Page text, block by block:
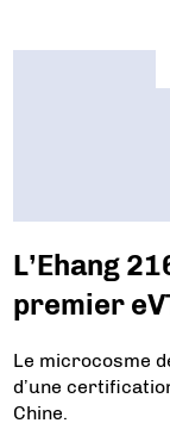
L’Ehang
premier
Le microcosme
d’une
Chine.